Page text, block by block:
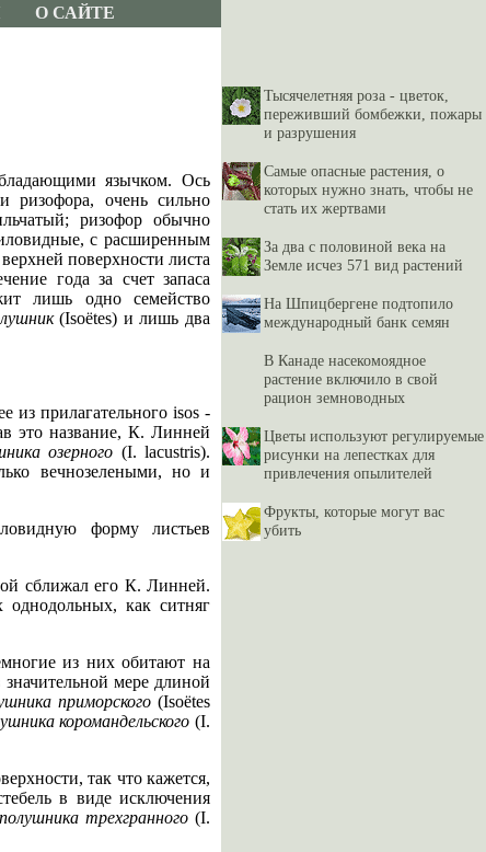
О САЙТЕ
язычком. Ось
ризофора, очень сильно
ризофор обычно
с расширенным
поверхности листа
года за счет запаса
лишь одно семейство
(Isoёtes) и лишь два
из прилагательного isos -
это название, К. Линней
озерного (I. lacustris).
вечнозелеными, но и
форму листьев
сближал его К. Линней.
как ситняг
из них обитают на
мере длиной
приморского (Isoёtes
коромандельского (I.
так что кажется,
в виде исключения
полушника трехгранного (I.
Тысячелетняя роза - цветок,
переживший бомбежки, пожары
и разрушения
Самые опасные растения, о
которых нужно знать, чтобы не
стать их жертвами
За два с половиной века на
Земле исчез 571 вид растений
На Шпицбергене подтопило
международный банк семян
В Канаде насекомоядное
растение включило в свой
рацион земноводных
Цветы используют регулируемые
рисунки на лепестках для
привлечения опылителей
Фрукты, которые могут вас
убить